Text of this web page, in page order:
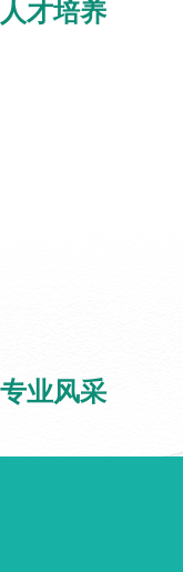
人才培养
专业风采